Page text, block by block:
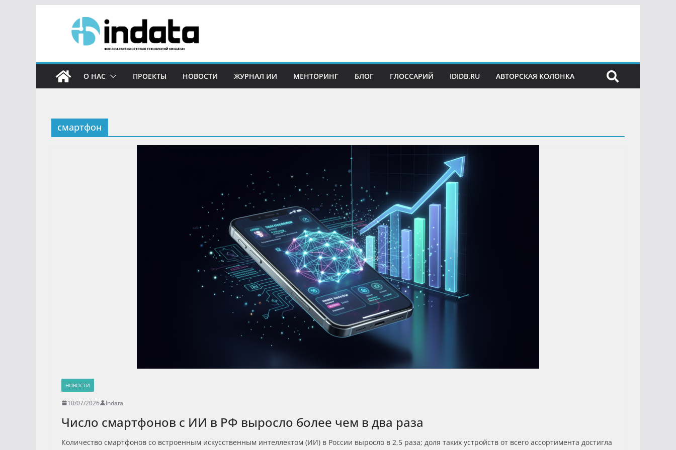
О НАС ПРОЕКТЫ НОВОСТИ ЖУРНАЛ ИИ МЕНТОРИНГ БЛОГ ГЛОССАРИЙ IDIDB.RU АВТОРСКАЯ КОЛОНКА
смартфон
НОВОСТИ
10/07/2026 Indata
Число смартфонов с ИИ в РФ выросло более чем в два раза
Количество смартфонов со встроенным искусственным интеллектом (ИИ) в России выросло в 2,5 раза; доля таких устройств от всего ассортимента достигла